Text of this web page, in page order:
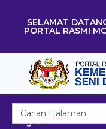
SELAMAT
PORTAL RASMI
English